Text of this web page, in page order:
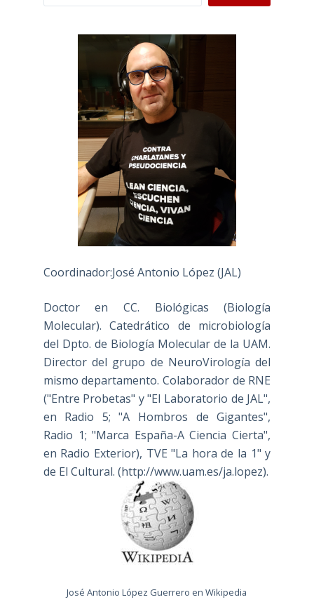
Coordinador:José Antonio López (JAL)
Doctor en CC. Biológicas (Biología
Molecular). Catedrático de microbiología
del Dpto. de Biología Molecular de la UAM.
Director del grupo de NeuroVirología del
mismo departamento. Colaborador de RNE
("Entre Probetas" y "El Laboratorio de JAL",
en Radio 5; "A Hombros de Gigantes",
Radio 1; "Marca España-A Ciencia Cierta",
en Radio Exterior), TVE "La hora de la 1" y
de El Cultural. (http://www.uam.es/ja.lopez).
José Antonio López Guerrero en Wikipedia